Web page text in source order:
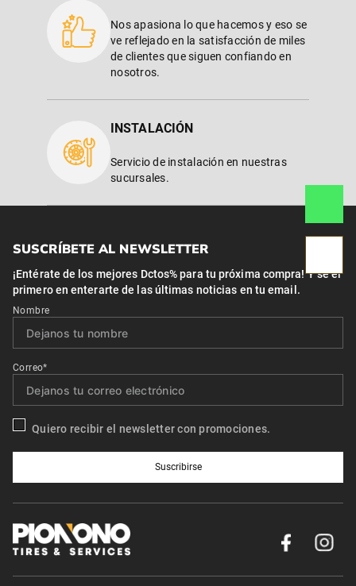
Nos apasiona lo que hacemos y eso se
ve reflejado en la satisfacción de miles
de clientes que siguen confiando en
nosotros.
INSTALACIÓN
Servicio de instalación en nuestras
sucursales.
SUSCRÍBETE AL NEWSLETTER
¡Entérate de los mejores Dctos% para tu próxima compra! Y se el
primero en enterarte de las últimas noticias en tu email.
Nombre
Correo*
Quiero recibir el newsletter con promociones.
Suscribirse